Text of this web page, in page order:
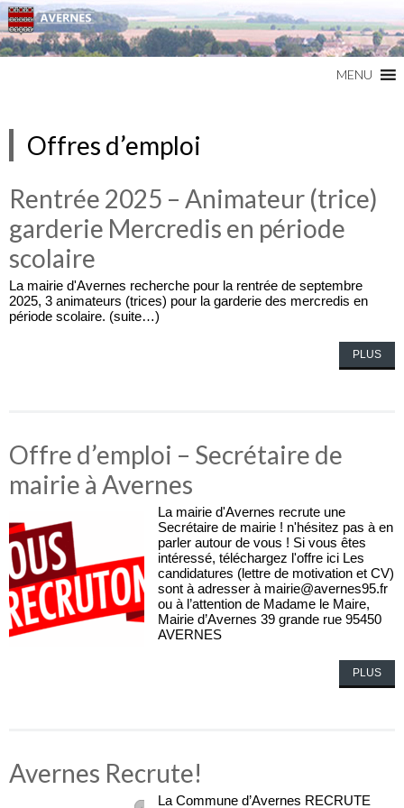
MENU
Offres d’emploi
Rentrée 2025 – Animateur (trice)
garderie Mercredis en période
scolaire
La mairie d'Avernes recherche pour la rentrée de septembre
2025, 3 animateurs (trices) pour la garderie des mercredis en
période scolaire. (suite…)
PLUS
Offre d’emploi – Secrétaire de
mairie à Avernes
La mairie d'Avernes recrute une
Secrétaire de mairie ! n'hésitez pas à en
parler autour de vous ! Si vous êtes
intéressé, téléchargez l'offre ici Les
candidatures (lettre de motivation et CV)
sont à adresser à mairie@avernes95.fr
ou à l’attention de Madame le Maire,
Mairie d’Avernes 39 grande rue 95450
AVERNES
PLUS
Avernes Recrute!
La Commune d’Avernes RECRUTE